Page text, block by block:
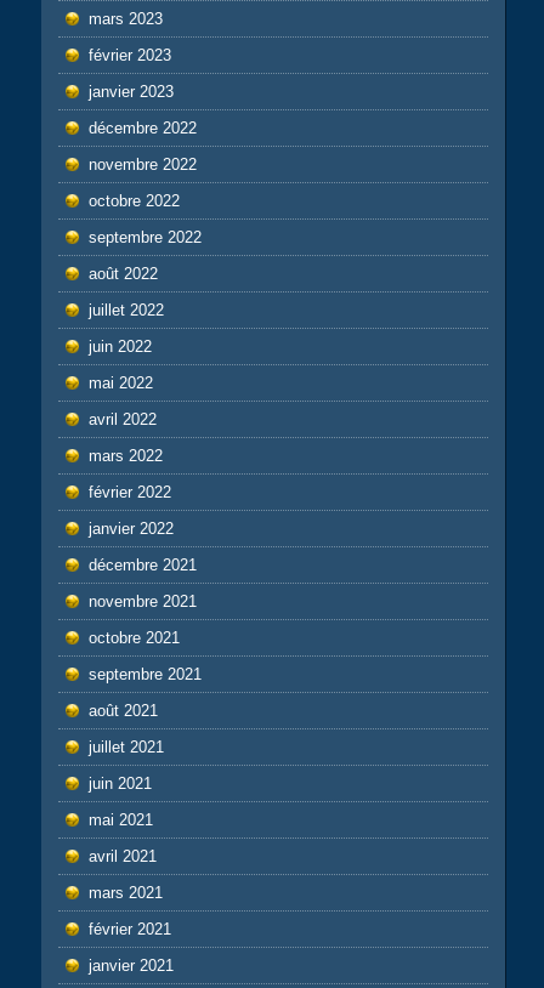
mars 2023
février 2023
janvier 2023
décembre 2022
novembre 2022
octobre 2022
septembre 2022
août 2022
juillet 2022
juin 2022
mai 2022
avril 2022
mars 2022
février 2022
janvier 2022
décembre 2021
novembre 2021
octobre 2021
septembre 2021
août 2021
juillet 2021
juin 2021
mai 2021
avril 2021
mars 2021
février 2021
janvier 2021